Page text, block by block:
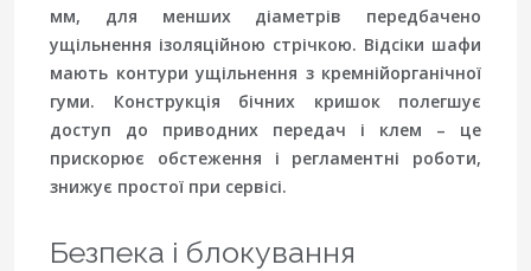
мм, для менших діаметрів передбачено
ущільнення ізоляційною стрічкою. Відсіки шафи
мають контури ущільнення з кремнійорганічної
гуми. Конструкція бічних кришок полегшує
доступ до приводних передач і клем – це
прискорює обстеження і регламентні роботи,
знижує простої при сервісі.
Безпека і блокування